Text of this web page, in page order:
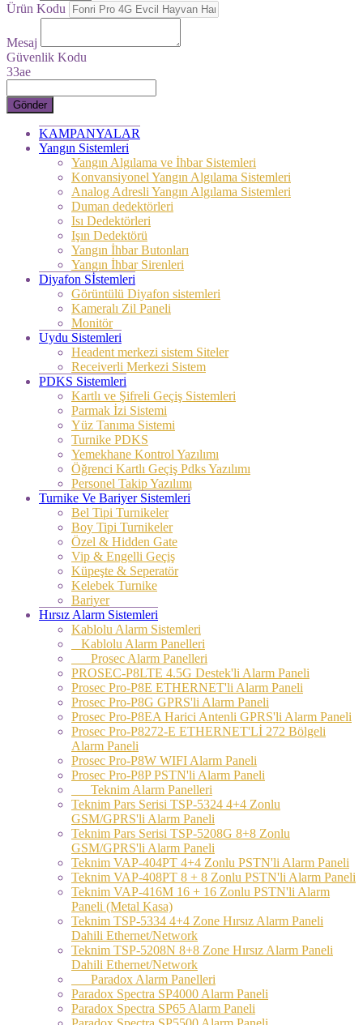
Ürün Kodu
Mesaj
Güvenlik Kodu
33ae
Gönder
KAMPANYALAR
Yangın Sistemleri
Yangın Algılama ve İhbar Sistemleri
Konvansiyonel Yangın Algılama Sistemleri
Analog Adresli Yangın Algılama Sistemleri
Duman dedektörleri
Isı Dedektörleri
Işın Dedektörü
Yangın İhbar Butonları
Yangın İhbar Sirenleri
Diyafon Sİstemleri
Görüntülü Diyafon sistemleri
Kameralı Zil Paneli
Monitör
Uydu Sistemleri
Headent merkezi sistem Siteler
Receiverli Merkezi Sistem
PDKS Sistemleri
Kartlı ve Şifreli Geçiş Sistemleri
Parmak İzi Sistemi
Yüz Tanıma Sistemi
Turnike PDKS
Yemekhane Kontrol Yazılımı
Öğrenci Kartlı Geçiş Pdks Yazılımı
Personel Takip Yazılımı
Turnike Ve Bariyer Sistemleri
Bel Tipi Turnikeler
Boy Tipi Turnikeler
Özel & Hidden Gate
Vip & Engelli Geçiş
Küpeşte & Seperatör
Kelebek Turnike
Bariyer
Hırsız Alarm Sistemleri
Kablolu Alarm Sistemleri
Kablolu Alarm Panelleri
Prosec Alarm Panelleri
PROSEC-P8LTE 4.5G Destek'li Alarm Paneli
Prosec Pro-P8E ETHERNET'li Alarm Paneli
Prosec Pro-P8G GPRS'li Alarm Paneli
Prosec Pro-P8EA Harici Antenli GPRS'li Alarm Paneli
Prosec Pro-P8272-E ETHERNET'Lİ 272 Bölgeli
Alarm Paneli
Prosec Pro-P8W WIFI Alarm Paneli
Prosec Pro-P8P PSTN'li Alarm Paneli
Teknim Alarm Panelleri
Teknim Pars Serisi TSP-5324 4+4 Zonlu
GSM/GPRS'li Alarm Paneli
Teknim Pars Serisi TSP-5208G 8+8 Zonlu
GSM/GPRS'li Alarm Paneli
Teknim VAP-404PT 4+4 Zonlu PSTN'li Alarm Paneli
Teknim VAP-408PT 8 + 8 Zonlu PSTN'li Alarm Paneli
Teknim VAP-416M 16 + 16 Zonlu PSTN'li Alarm
Paneli (Metal Kasa)
Teknim TSP-5334 4+4 Zone Hırsız Alarm Paneli
Dahili Ethernet/Network
Teknim TSP-5208N 8+8 Zone Hırsız Alarm Paneli
Dahili Ethernet/Network
Paradox Alarm Panelleri
Paradox Spectra SP4000 Alarm Paneli
Paradox Spectra SP65 Alarm Paneli